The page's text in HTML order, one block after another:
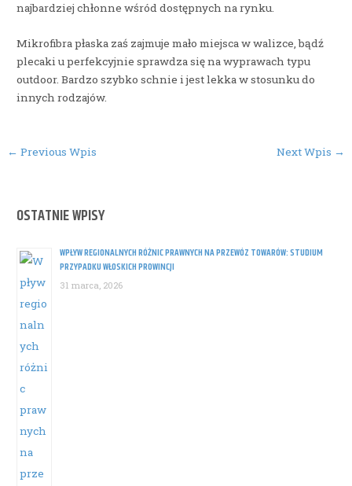
OSTATNIE WPISY
WPŁYW REGIONALNYCH RÓŻNIC PRAWNYCH NA PRZEWÓZ TOWARÓW: STUDIUM
PRZYPADKU WŁOSKICH PROWINCJI
31 marca, 2026
najbardziej chłonne wśród dostępnych na rynku.
Mikrofibra płaska zaś zajmuje mało miejsca w walizce, bądź
plecaki u perfekcyjnie sprawdza się na wyprawach typu
outdoor. Bardzo szybko schnie i jest lekka w stosunku do
innych rodzajów.
Post
← Previous Wpis Next Wpis →